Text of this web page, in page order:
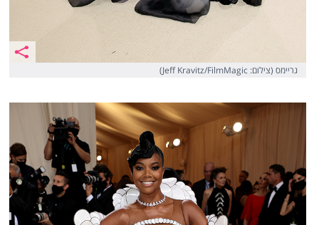
גריימס (צילום: Jeff Kravitz/FilmMagic)